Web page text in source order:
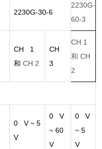
2230G-30-6
2230G-
60-3
CH 1
和 CH 2
CH
3
CH 1
和 CH
2
0 V ~ 5
V
0 V
~ 60
V
0 V
~ 5
V